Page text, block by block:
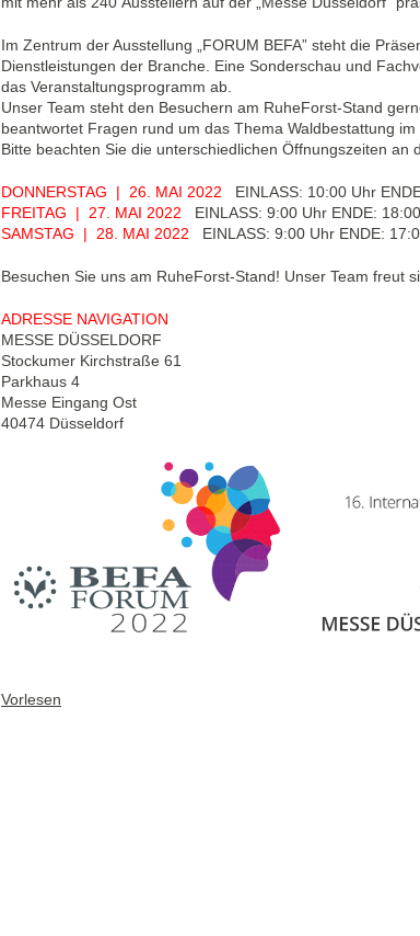
Im Zentrum der Ausstellung „FORUM BEFA” steht die
Dienstleistungen der Branche. Eine Sonderschau und
das Veranstaltungsprogramm ab.
Unser Team steht den Besuchern am RuheForst-Stand
beantwortet Fragen rund um das Thema Waldbestattung im
Bitte beachten Sie die unterschiedlichen Öffnungszeiten an
DONNERSTAG | 26. MAI 2022 EINLASS: 10:00 Uhr
FREITAG | 27. MAI 2022 EINLASS: 9:00 Uhr ENDE:
SAMSTAG | 28. MAI 2022 EINLASS: 9:00 Uhr ENDE:
Besuchen Sie uns am RuheForst-Stand! Unser Team freut
ADRESSE NAVIGATION
MESSE DÜSSELDORF
Stockumer Kirchstraße 61
Parkhaus 4
Messe Eingang Ost
40474 Düsseldorf
Vorlesen